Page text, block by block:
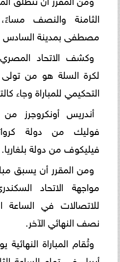
الثامنة والنصف
مصطفى بمدينة السادس
وكشف الاتحاد
لكرة السلة هو من تولى
التحكيمي للمباراة وجاء
أندريس أونكروجرز من
فوليك من دولة
فيليكوف من دولة بلغاريا.
ومن المقرر أن يسبق
مواجهة الاتحاد
للاتصالات في
نصف النهائي الآخر.